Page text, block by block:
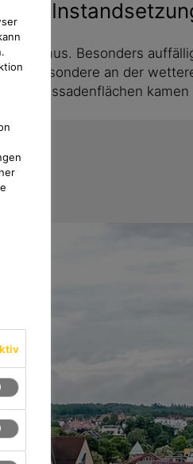
Besonders
insbesondere an der
Fassadenflächen kamen